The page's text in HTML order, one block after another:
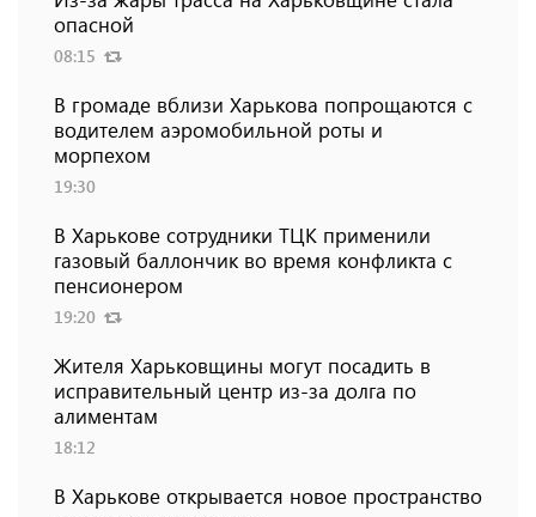
опасной
08:15
В громаде вблизи Харькова попрощаются с
водителем аэромобильной роты и
морпехом
19:30
В Харькове сотрудники ТЦК применили
газовый баллончик во время конфликта с
пенсионером
19:20
Жителя Харьковщины могут посадить в
исправительный центр из-за долга по
алиментам
18:12
В Харькове открывается новое пространство